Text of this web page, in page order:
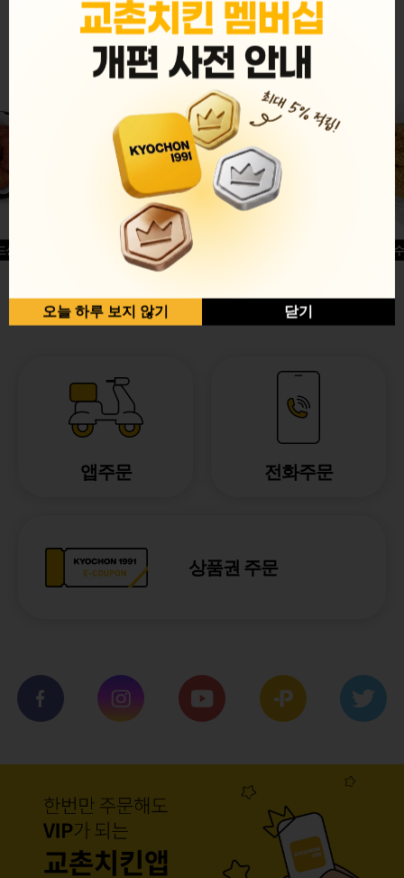
MENU
글윙
반반순살[레드+허니]
허니옥
앱주문 전화주문
상품권 주문
오늘 하루 보지 않기 닫기